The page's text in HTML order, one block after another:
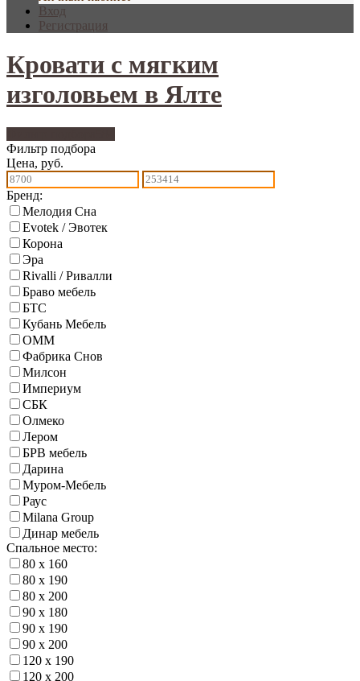
Вход
Регистрация
Кровати с мягким
изголовьем в Ялте
Фильтр подбора
Цена, руб.
Бренд:
Мелодия Сна
Evotek / Эвотек
Корона
Эра
Rivalli / Ривалли
Браво мебель
БТС
Кубань Мебель
ОММ
Фабрика Снов
Милсон
Империум
СБК
Олмеко
Лером
БРВ мебель
Дарина
Муром-Мебель
Раус
Milana Group
Динар мебель
Спальное место:
80 х 160
80 х 190
80 х 200
90 х 180
90 х 190
90 х 200
120 х 190
120 х 200